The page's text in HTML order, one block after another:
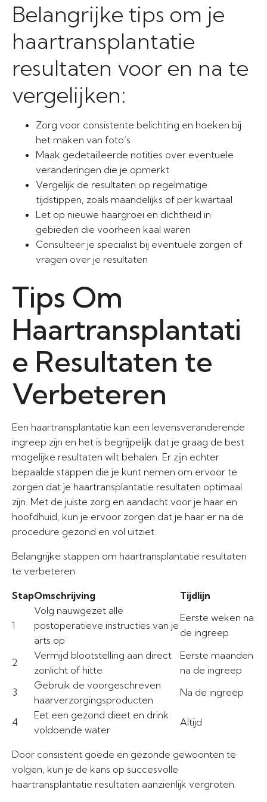
Belangrijke tips om je
haartransplantatie
resultaten voor en na te
vergelijken:
Zorg voor consistente belichting en hoeken bij
het maken van foto’s
Maak gedetailleerde notities over eventuele
veranderingen die je opmerkt
Vergelijk de resultaten op regelmatige
tijdstippen, zoals maandelijks of per kwartaal
Let op nieuwe haargroei en dichtheid in
gebieden die voorheen kaal waren
Consulteer je specialist bij eventuele zorgen of
vragen over je resultaten
Tips Om
Haartransplantati
e Resultaten te
Verbeteren
Een haartransplantatie kan een levensveranderende
ingreep zijn en het is begrijpelijk dat je graag de best
mogelijke resultaten wilt behalen. Er zijn echter
bepaalde stappen die je kunt nemen om ervoor te
zorgen dat je haartransplantatie resultaten optimaal
zijn. Met de juiste zorg en aandacht voor je haar en
hoofdhuid, kun je ervoor zorgen dat je haar er na de
procedure gezond en vol uitziet.
Belangrijke stappen om haartransplantatie resultaten
te verbeteren
StapOmschrijving Tijdlijn
1
Volg nauwgezet alle
postoperatieve instructies van je
arts op
Eerste weken na
de ingreep
2
Vermijd blootstelling aan direct
zonlicht of hitte
Eerste maanden
na de ingreep
3
Gebruik de voorgeschreven
haarverzorgingsproducten
Na de ingreep
4
Eet een gezond dieet en drink
voldoende water
Altijd
Door consistent goede en gezonde gewoonten te
volgen, kun je de kans op succesvolle
haartransplantatie resultaten aanzienlijk vergroten.